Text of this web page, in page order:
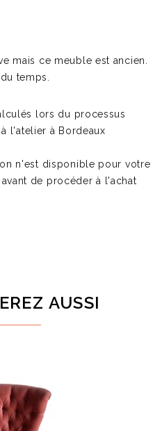
mais ce meuble est ancien.
temps.
lors du processus
l'atelier à Bordeaux
n'est disponible pour votre
de procéder à l'achat
AUSSI